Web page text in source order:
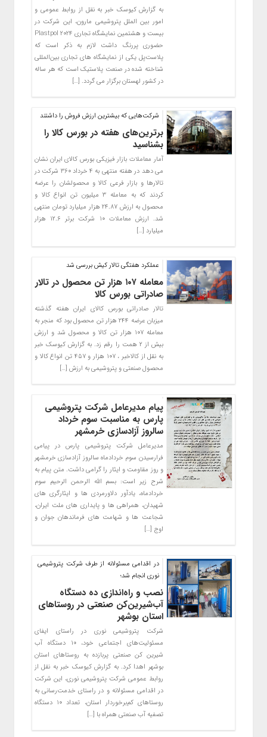
به گزارش کیوسک خبر به نقل از روابط عمومی و
امور بین الملل پتروشیمی مارون، این شرکت در
بیست و هشتمین نمایشگاه تجاری Plastpol 2024
حضوری پررنگ داشت لازم به ذکر است که
پلاست‌پل یکی از نمایشگاه های تجاری بین‌المللی
شناخته شده در صنعت پلاستیک است که هر ساله
در کشور لهستان برگزار می گردد. […]
شرکت‌هایی که بیشترین ارزش فروش را داشتند
برترین‌های هفته در بورس کالا را
بشناسید
آمار معاملات بازار فیزیکی بورس کالای ایران نشان
می دهد در هفته منتهی به ۴ خرداد ۳۶۰ شرکت در
تالارها و بازار فرعی کالا و محصولشان را عرضه
کردند که به معامله ۳ میلیون تن انواع کالا و
محصول به ارزش ۲۴.۸۷ هزار میلیارد تومان منتهی
شد. ارزش معاملات ۱۰ شرکت برتر ۱۲.۶ هزار
میلیارد […]
عملکرد هفتگی تالار کیش بررسی شد
معامله ۱۰۷ هزار تن محصول در تالار
صادراتی بورس کالا
تالار صادراتی بورس کالای ایران هفته گذشته
میزبان عرضه ۲۴۴ هزار تن محصول بود که منجر به
معامله ۱۰۷ هزار تن کالا و محصول شد و ارزش
بیش از ۲ همت را رقم زد. به گزارش کیوسک خبر
به نقل از کالاخبر ، ۱۰۷ هزار و ۴۵۷ تن انواع کالا و
محصول صنعتی و پتروشیمی به ارزش […]
پیام مدیرعامل شرکت پتروشیمی
پارس به مناسبت سوم خرداد
سالروز آزادسازی خرمشهر
مدیرعامل شرکت پتروشیمی پارس در پیامی
فرارسیدن سوم خردادماه سالروز آزادسازی خرمشهر
و روز مقاومت و ایثار را گرامی داشت. متن پیام به
شرح زیر است: بسم الله الرحمن الرحیم سوم
خردادماه، یادآور دلاورمردی ها و ایثارگری های
شهیدان، همراهی ها و پایداری های ملت ایران،
شجاعت ها و شهامت های فرماندهان جوان و
اوج […]
در اقدامی مسئولانه از طرف شرکت پتروشیمی
نوری انجام شد؛
نصب و راه‌اندازی ده دستگاه
آب‌شیرین‌کن صنعتی در روستاهای
استان بوشهر
شرکت پتروشیمی نوری در راستای ایفای
مسئولیت‌های اجتماعی خود، ۱۰ دستگاه آب
شیرین کن صنعتی پربازده به روستاهای استان
بوشهر اهدا کرد. به گزارش کیوسک خبر به نقل از
روابط عمومی شرکت پتروشیمی نوری، این شرکت
در اقدامی مسئولانه و در راستای خدمت‌رسانی به
روستاهای کم‌برخوردار استان، تعداد ۱۰ دستگاه
تصفیه آب صنعتی همراه با […]